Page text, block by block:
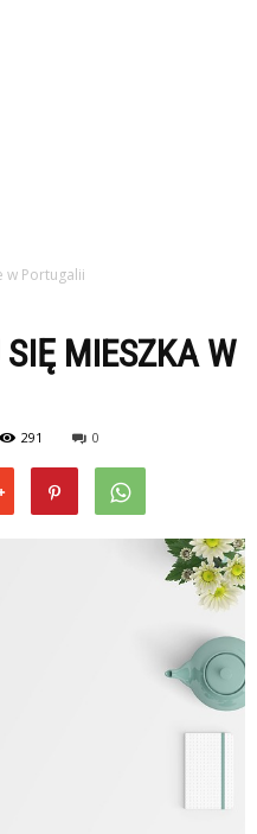
w Portugalii
MIESZKA W
291 0